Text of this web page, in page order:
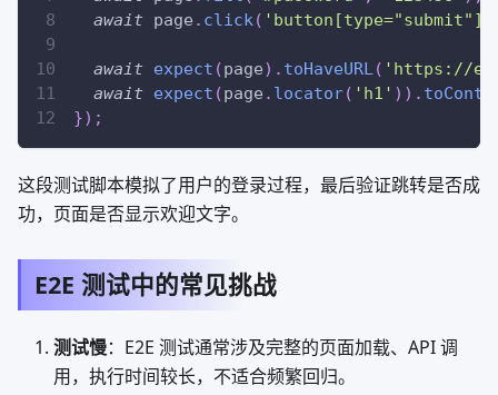
await page . click( 'button[type="submit"]'
await expect (page) . toHaveURL( 'https://
await
expect (page . locator( 'h1' ) ) .
}) ;
这段测试脚本模拟了用户的登录过程，最后验证跳转是否成
功，页面是否显示欢迎文字。
E2E 测试中的常见挑战
测试慢：E2E 测试通常涉及完整的页面加载、API 调
用，执行时间较长，不适合频繁回归。